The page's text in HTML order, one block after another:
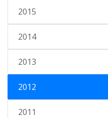
2015
2014
2013
2012
2011